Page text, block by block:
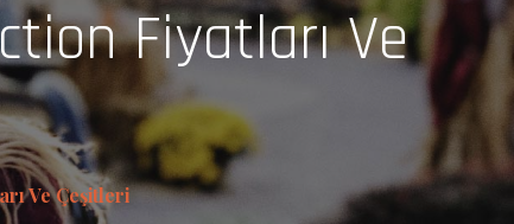
Fiyatları Ve
Ve Çeşitleri